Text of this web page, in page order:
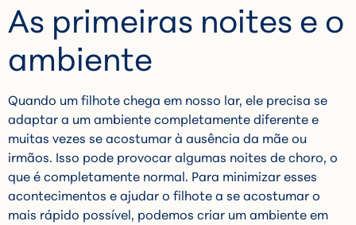
As primeiras noites e o
ambiente
Quando um filhote chega em nosso lar, ele precisa se
adaptar a um ambiente completamente diferente e
muitas vezes se acostumar à ausência da mãe ou
irmãos. Isso pode provocar algumas noites de choro, o
que é completamente normal. Para minimizar esses
acontecimentos e ajudar o filhote a se acostumar o
mais rápido possível, podemos criar um ambiente em